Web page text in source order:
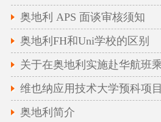
奥地利 APS 面谈审核须知
奥地利FH和Uni学校的区别
维也纳应用技术大学预科项目
奥地利简介